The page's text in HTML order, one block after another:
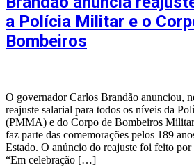
a Polícia Militar e o
Bombeiros
O governador Carlos Brandão anunciou,
reajuste salarial para todos os níveis da
(PMMA) e do Corpo de Bombeiros
faz parte das comemorações pelos 189
Estado. O anúncio do reajuste foi feito por
“Em celebração […]